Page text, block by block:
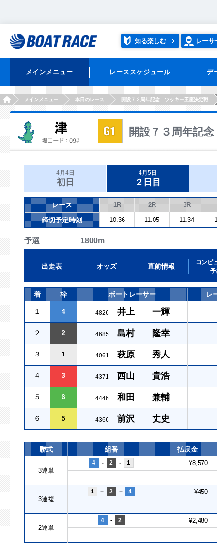
知る楽しむ レーサ
メインメニュー レーススケジュール デ
HOMEメインメニュー 本日のレース 開設７３周年記念 ツッキー王座決定戦
開設７３周年記
4月4日
初日
4月5日
２日目
レース 1R 2R 3R
締切予定時刻 10:36 11:05 11:34
予選 1800m
出走表 オッズ 直前情報
コンピ
予
着 枠 ボートレーサー レ
１ 4 4826 井上 一輝
２ 2 4685 島村 隆幸
３ 1 4061 萩原 秀人
４ 3 4371 西山 貴浩
５ 6 4446 和田 兼輔
６ 5 4366 前沢 丈史
勝式 組番 払戻金
3連単
4 - 2 - 1 ¥8,570
3連複
1 = 2 = 4 ¥450
2連単
4 - 2 ¥2,480